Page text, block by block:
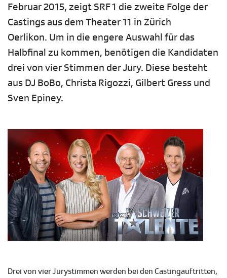
Februar 2015, zeigt SRF 1 die zweite Folge der
Castings aus dem Theater 11 in Zürich
Oerlikon. Um in die engere Auswahl für das
Halbfinal zu kommen, benötigen die Kandidaten
drei von vier Stimmen der Jury. Diese besteht
aus DJ BoBo, Christa Rigozzi, Gilbert Gress und
Sven Epiney.
Drei von vier Jurystimmen werden bei den Castingauftritten,